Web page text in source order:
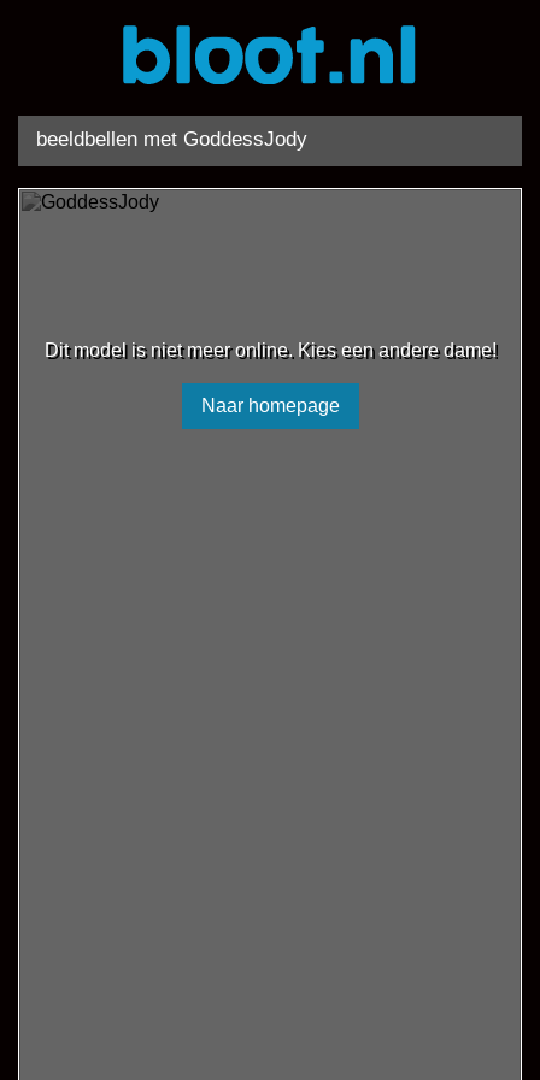
beeldbellen met GoddessJody
Dit model is niet meer online. Kies een andere dame!
Naar homepage